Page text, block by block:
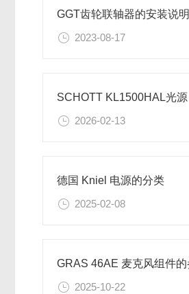
GGT齿轮联轴器的安装说明
2023-08-17
2026-02-13
德国 Kniel 电源的分类
2025-02-08
2025-10-22